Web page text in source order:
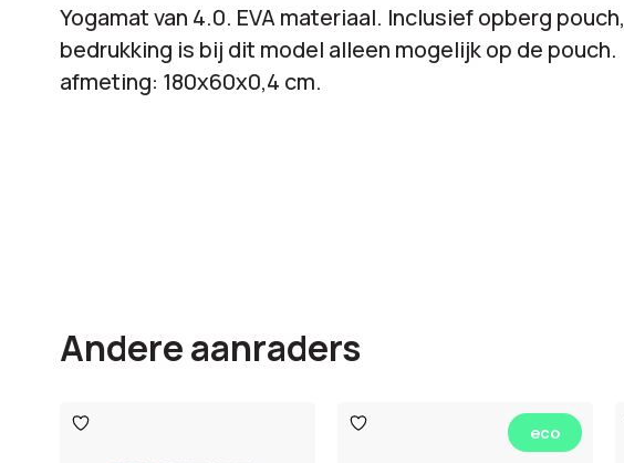
Yogamat van 4.0. EVA materiaal. Inclusief opberg pouch,
bedrukking is bij dit model alleen mogelijk op de pouch.
afmeting: 180x60x0,4 cm.
Andere aanraders
Toevoegen
aan
Toevoegen
aan eco